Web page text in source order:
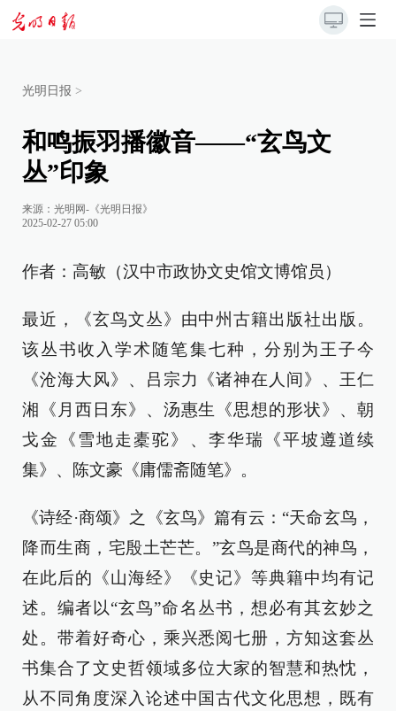
光明日报 >
和鸣振羽播徽音——“玄鸟文
丛”印象
来源： 光明网-《光明日报》
2025-02-27 05:00
作者：高敏（汉中市政协文史馆文博馆员）
最近，《玄鸟文丛》由中州古籍出版社出版。
该丛书收入学术随笔集七种，分别为王子今
《沧海大风》、吕宗力《诸神在人间》、王仁
湘《月西日东》、汤惠生《思想的形状》、朝
戈金《雪地走橐驼》、李华瑞《平坡遵道续
集》、陈文豪《庸儒斋随笔》。
《诗经·商颂》之《玄鸟》篇有云：“天命玄鸟，
降而生商，宅殷土芒芒。”玄鸟是商代的神鸟，
在此后的《山海经》《史记》等典籍中均有记
述。编者以“玄鸟”命名丛书，想必有其玄妙之
处。带着好奇心，乘兴悉阅七册，方知这套丛
书集合了文史哲领域多位大家的智慧和热忱，
从不同角度深入论述中国古代文化思想，既有